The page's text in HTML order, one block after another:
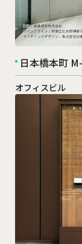
日本橋本町
オフィスビル